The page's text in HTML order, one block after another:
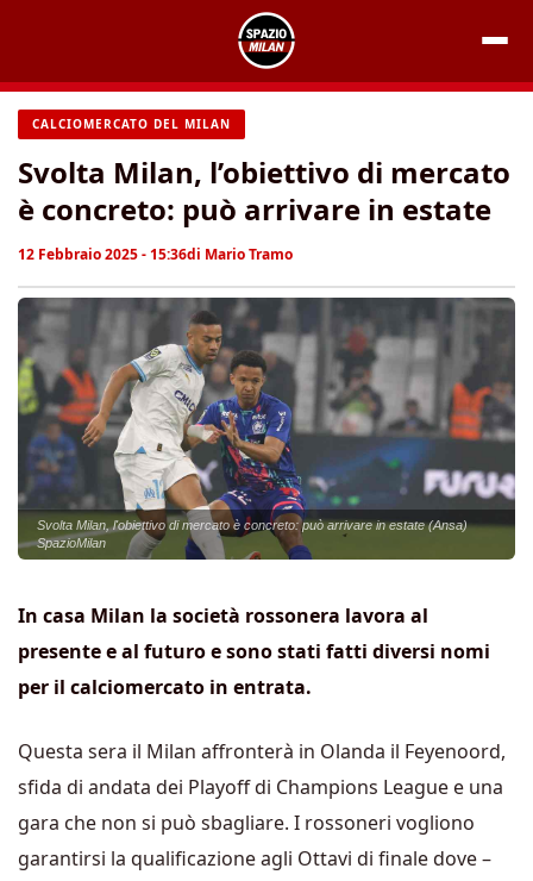
contenuto
CALCIOMERCATO DEL MILAN
Svolta Milan, l’obiettivo di mercato
è concreto: può arrivare in estate
12 Febbraio 2025 - 15:36di Mario Tramo
Svolta Milan, l'obiettivo di mercato è concreto: può arrivare in estate (Ansa)
SpazioMilan
In casa Milan la società rossonera lavora al
presente e al futuro e sono stati fatti diversi nomi
per il calciomercato in entrata.
Questa sera il Milan affronterà in Olanda il Feyenoord,
sfida di andata dei Playoff di Champions League e una
gara che non si può sbagliare. I rossoneri vogliono
garantirsi la qualificazione agli Ottavi di finale dove –